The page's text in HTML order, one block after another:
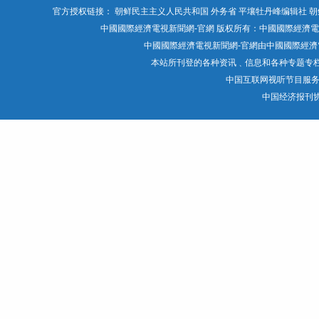
官方授权链接： 朝鲜民主主义人民共和国 外务省 平壤牡丹峰编辑社
中國國際經濟電視新聞網-官網 版权所有：中國國際經
中國國際經濟電視新聞網-官網由中國國際經
本站所刊登的各种资讯﹑信息和各种专题专
中国互联网视听节目服
中国经济报刊